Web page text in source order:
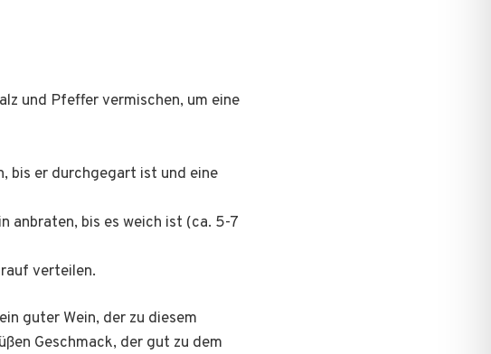
und Pfeffer vermischen, um eine
bis er durchgegart ist und eine
anbraten, bis es weich ist (ca. 5-7
verteilen.
guter Wein, der zu diesem
Geschmack, der gut zu dem